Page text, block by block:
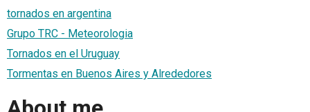
tornados en argentina
Grupo TRC - Meteorologia
Tornados en el Uruguay
Tormentas en Buenos Aires y Alrededores